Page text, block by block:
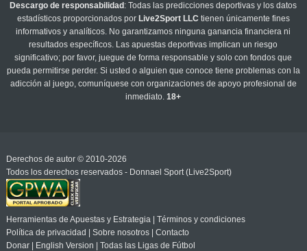
Descargo de responsabilidad : Todas las predicciones deportivas y los datos
estadísticos proporcionados por Live2Sport LLC tienen únicamente fines
informativos y analíticos. No garantizamos ninguna ganancia financiera ni
resultados específicos. Las apuestas deportivas implican un riesgo
significativo; por favor, juegue de forma responsable y solo con fondos que
pueda permitirse perder. Si usted o alguien que conoce tiene problemas con la
adicción al juego, comuníquese con organizaciones de apoyo profesional de
inmediato.18+
Derechos de autor © 2010-2026
Todos los derechos reservados - Donnael Sport (Live2Sport)
Herramientas de Apuestas y Estrategia| Términos y condiciones
Política de privacidad
Sobre nosotros| Contacto
Donar| English Version Todas las Ligas de Fútbol